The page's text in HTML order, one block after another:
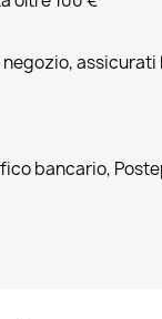
assicurati
bancario,